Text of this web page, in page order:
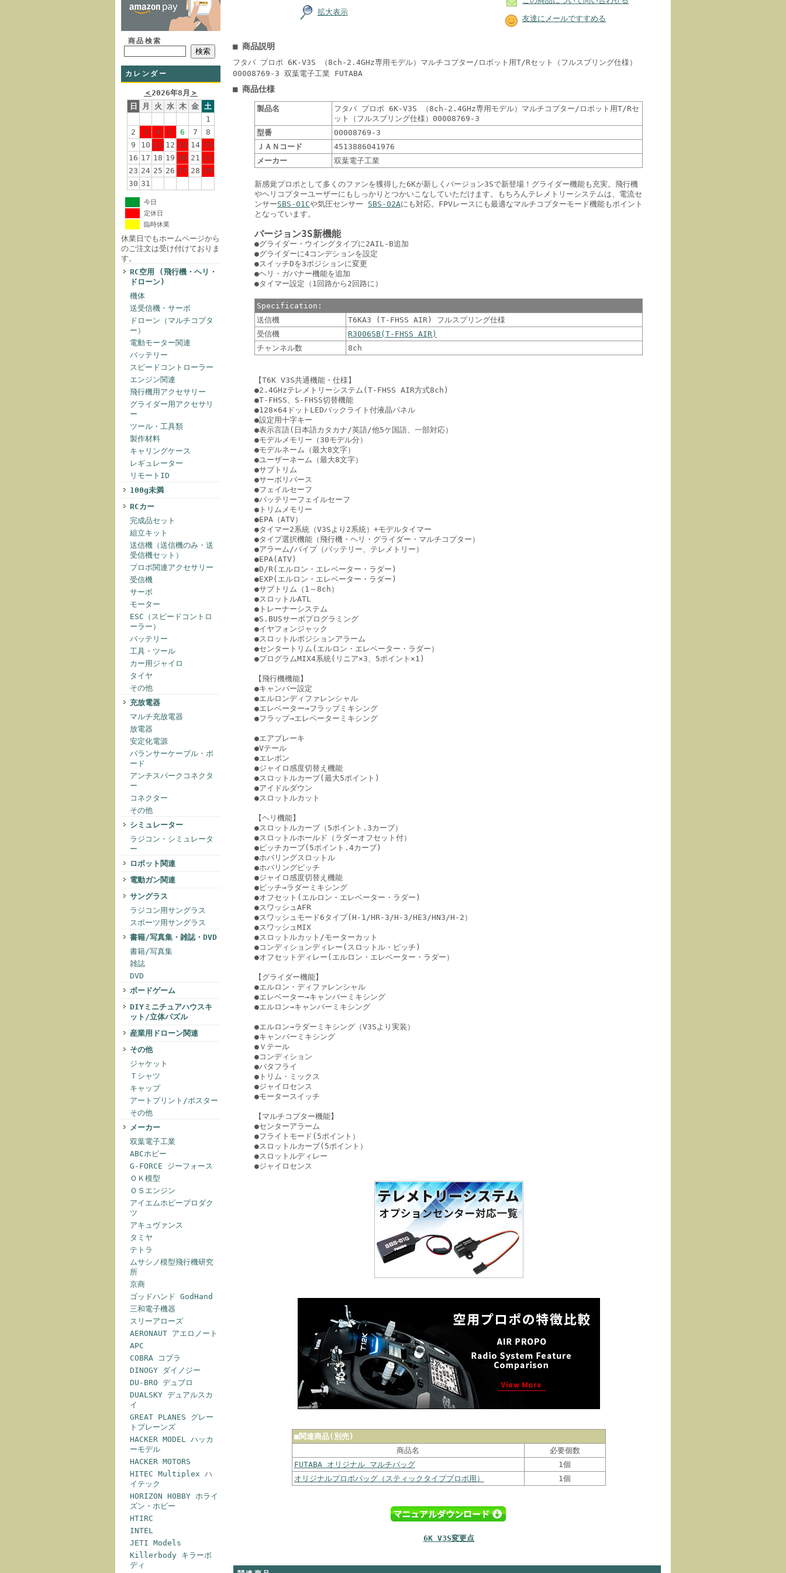
商品検索
カレンダー
＜2026年8月 ＞
日
月 火 水 木 金 土
1
2
3 4 5 6 7
8
9
10 11 12 13 14 15
16 17 18 19 20 21 22
23 24 25 26 27 28 29
30 31
今日
定休日
臨時休業
休業日でもホームページから
のご注文は受け付けておりま
す。
RC空用 (飛行機・ヘリ・
ドローン)
機体
送受信機・サーボ
ドローン（マルチコプタ
ー）
電動モーター関連
バッテリー
スピードコントローラー
エンジン関連
飛行機用アクセサリー
グライダー用アクセサリ
ー
ツール・工具類
製作材料
キャリングケース
レギュレーター
リモートID
100g未満
RCカー
完成品セット
組立キット
送信機（送信機のみ・送
受信機セット）
プロポ関連アクセサリー
受信機
サーボ
モーター
ESC（スピードコントロ
ーラー）
バッテリー
工具・ツール
カー用ジャイロ
タイヤ
その他
充放電器
マルチ充放電器
放電器
安定化電源
バランサーケーブル・ボ
ード
アンチスパークコネクタ
ー
コネクター
その他
シミュレーター
ラジコン・シミュレータ
ー
ロボット関連
電動ガン関連
サングラス
ラジコン用サングラス
スポーツ用サングラス
書籍/写真集・雑誌・DVD
書籍/写真集
雑誌
DVD
ボードゲーム
DIYミニチュアハウスキ
ット/立体パズル
産業用ドローン関連
その他
ジャケット
Ｔシャツ
キャップ
アートプリント/ポスター
その他
メーカー
双葉電子工業
ABCホビー
G-FORCE ジーフォース
ＯＫ模型
ＯＳエンジン
アイエムホビープロダク
ツ
アキュヴァンス
タミヤ
テトラ
ムサシノ模型飛行機研究
所
京商
ゴッドハンド GodHand
三和電子機器
スリーアローズ
AERONAUT アエロノート
APC
COBRA コブラ
DINOGY ダイノジー
DU-BRO デュブロ
DUALSKY デュアルスカ
イ
GREAT PLANES グレー
トプレーンズ
HACKER MODEL ハッカ
ーモデル
HACKER MOTORS
HITEC Multiplex ハ
イテック
HORIZON HOBBY ホライ
ズン・ホビー
HTIRC
INTEL
JETI Models
Killerbody キラーボ
ディ
拡大表示
友達にメールですすめる
■ 商品説明
フタバ プロポ 6K-V3S （8ch-2.4GHz専用モデル）マルチコプター/ロボット用T/Rセット（フルスプリング仕様）
00008769-3 双葉電子工業 FUTABA
■ 商品仕様
製品名
フタバ プロポ 6K-V3S （8ch-2.4GHz専用モデル）マルチコプター/ロボット用T/Rセ
ット（フルスプリング仕様）00008769-3
型番
00008769-3
ＪＡＮコード
4513886041976
メーカー
双葉電子工業
新感覚プロポとして多くのファンを獲得した6Kが新しくバージョン3Sで新登場！グライダー機能も充実。飛行機
やヘリコプターユーザーにもしっかりとつかいこなしていただけます。もちろんテレメトリーシステムは、電流セ
ンサーSBS-01Cや気圧センサー SBS-02Aにも対応。FPVレースにも最適なマルチコプターモード機能もポイント
となっています。
バージョン3S新機能
●グライダー・ウイングタイプに2AIL-B追加
●グライダーに4コンデションを設定
●スイッチDを3ポジションに変更
●ヘリ・ガバナー機能を追加
●タイマー設定（1回路から2回路に）
Specification:
送信機
T6KA3 (T-FHSS AIR) フルスプリング仕様
受信機
R3006SB(T-FHSS AIR)
チャンネル数
8ch
【T6K V3S共通機能・仕様】
●2.4GHzテレメトリーシステム(T-FHSS AIR方式8ch)
●T-FHSS、S-FHSS切替機能
●128×64ドットLEDバックライト付液晶パネル
●設定用十字キー
●表示言語(日本語カタカナ/英語/他5ケ国語、一部対応）
●モデルメモリー（30モデル分）
●モデルネーム（最大8文字）
●ユーザーネーム（最大8文字）
●サブトリム
●サーボリバース
●フェイルセーフ
●バッテリーフェイルセーフ
●トリムメモリー
●EPA（ATV）
●タイマー2系統（V3Sより2系統）+モデルタイマー
●タイプ選択機能（飛行機・ヘリ・グライダー・マルチコプター）
●アラーム/バイプ（バッテリー、テレメトリー）
●EPA(ATV)
●D/R(エルロン・エレベーター・ラダー)
●EXP(エルロン・エレベーター・ラダー)
●サブトリム（1～8ch）
●スロットルATL
●トレーナーシステム
●S.BUSサーボプログラミング
●イヤフォンジャック
●スロットルポジションアラーム
●センタートリム(エルロン・エレベーター・ラダー）
●プログラムMIX4系統(リニア×3、5ポイント×1)
【飛行機機能】
●キャンバー設定
●エルロンディファレンシャル
●エレベーター→フラップミキシング
●フラップ→エレベーターミキシング
●エアブレーキ
●Vテール
●エレボン
●ジャイロ感度切替え機能
●スロットルカーブ(最大5ポイント)
●アイドルダウン
●スロットルカット
【ヘリ機能】
●スロットルカーブ（5ポイント.3カーブ）
●スロットルホールド（ラダーオフセット付）
●ピッチカーブ(5ポイント.4カーブ)
●ホバリングスロットル
●ホバリングピッチ
●ジャイロ感度切替え機能
●ピッチ→ラダーミキシング
●オフセット(エルロン・エレベーター・ラダー)
●スワッシュAFR
●スワッシュモード6タイプ(H-1/HR-3/H-3/HE3/HN3/H-2）
●スワッシュMIX
●スロットルカット/モーターカット
●コンディションディレー(スロットル・ピッチ)
●オフセットディレー(エルロン・エレベーター・ラダー）
【グライダー機能】
●エルロン・ディファレンシャル
●エレベーター→キャンバーミキシング
●エルロン→キャンバーミキシング
●エルロン→ラダーミキシング（V3Sより実装）
●キャンバーミキシング
●Ｖテール
●コンディション
●バタフライ
●トリム・ミックス
●ジャイロセンス
●モータースイッチ
【マルチコプター機能】
●センターアラーム
●フライトモード(5ポイント）
●スロットルカーブ(5ポイント）
●スロットルディレー
●ジャイロセンス
■関連商品(別売)
商品名
必要個数
FUTABA オリジナル マルチバッグ
1個
オリジナルプロポバッグ（スティックタイププロポ用）
1個
6K V3S変更点